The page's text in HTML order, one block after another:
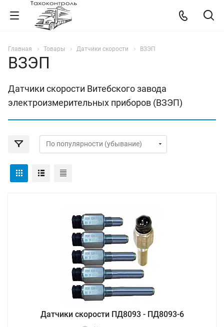
Главная Товары Датчики скорости ВЗЭП
ВЗЭП
Датчики скорости Витебского завода
электроизмерительных приборов (ВЗЭП)
Датчики скорости ПД8093 - ПД8093-6